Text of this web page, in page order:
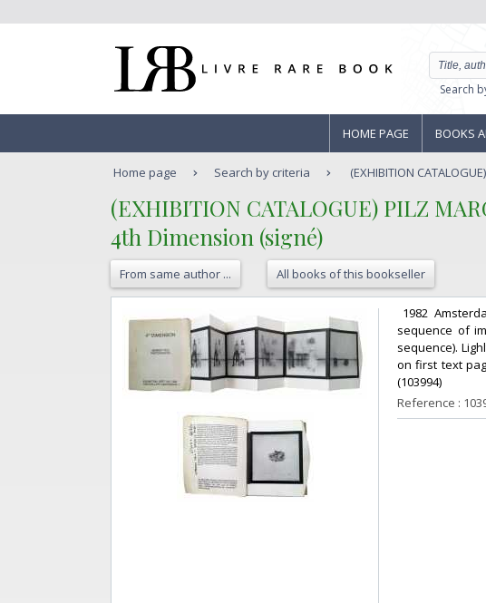
Search
HOME PAGE BOOKS
Home page Search by criteria (EXHIBITION
‎(EXHIBITION CATALOGUE) PILZ
‎4th Dimension (signé)‎
From same author ... All books of this bookseller
1982
sequence of
sequence).
on first text
(103994) ‎
Reference :